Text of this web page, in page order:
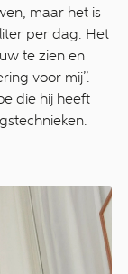
maar het is
per dag. Het
te zien en
voor mij’’.
die hij heeft